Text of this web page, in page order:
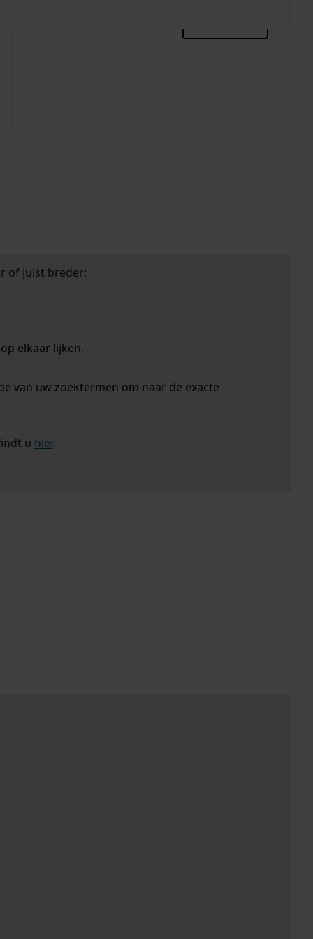
of juist breder:
elkaar lijken.
van uw zoektermen om naar de exacte
u hier.